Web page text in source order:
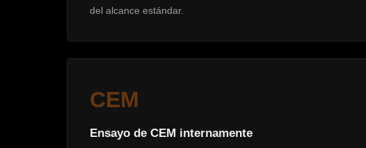
del alcance estándar.
CEM
Ensayo de CEM internamente